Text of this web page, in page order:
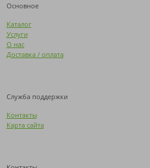
Основное
Каталог
Услуги
О нас
Доставка / оплата
Служба поддержки
Контакты
Карта сайта